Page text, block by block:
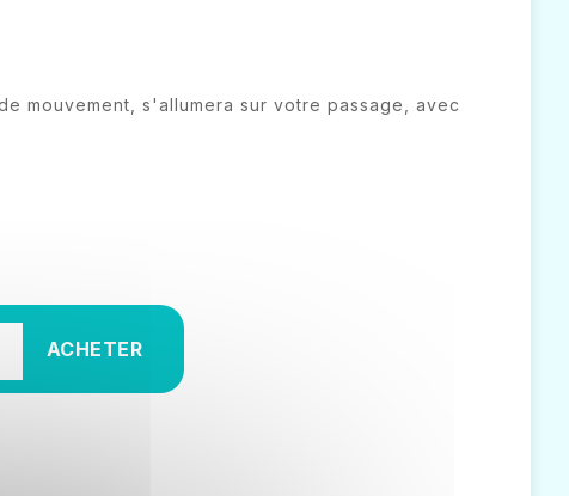
mouvement, s'allumera sur votre passage, avec
ACHETER